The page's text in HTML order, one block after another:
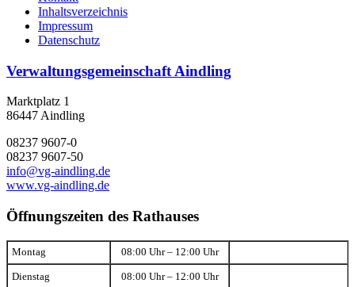
Inhaltsverzeichnis
Impressum
Datenschutz
Verwaltungsgemeinschaft Aindling
Marktplatz 1
86447 Aindling
08237 9607-0
08237 9607-50
info@vg-aindling.de
www.vg-aindling.de
Öffnungszeiten des Rathauses
Montag 08:00 Uhr – 12:00 Uhr
Dienstag 08:00 Uhr – 12:00 Uhr